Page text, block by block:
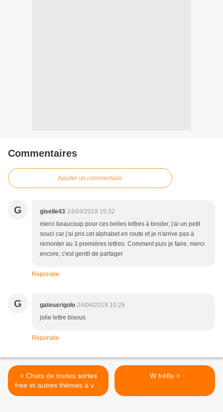
Commentaires
Ajouter un commentaire
G giselle43 24/04/2019 15:32
merci beaucoup pour ces belles lettres à broder, j'ai un petit
souci car j'ai pris cet alphabet en route et je n'arrive pas à
remonter au 3 premières lettres. Comment puis je faire, merci
encore, c'est gentil de partager
Répondre
G gateuxrigolo 24/04/2019 10:29
jolie lettre bisous
Répondre
< Chats de toutes sortes
free et autres thèmes à voir
(couture, imprimer...)
W trèfle >